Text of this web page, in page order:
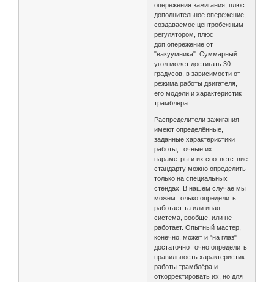
опережения зажигания, плюс
дополнительное опережение,
создаваемое центробежным
регулятором, плюс
доп.опережение от
"вакуумника". Суммарный
угол может достигать 30
градусов, в зависимости от
режима работы двигателя,
его модели и характеристик
трамблёра.
Распределители зажигания
имеют определённые,
заданные характеристики
работы, точные их
параметры и их соответствие
стандарту можно определить
только на специальных
стендах. В нашем случае мы
можем только определить
работает та или иная
система, вообще, или не
работает. Опытный мастер,
конечно, может и "на глаз"
достаточно точно определить
правильность характеристик
работы трамблёра и
откорректировать их, но для